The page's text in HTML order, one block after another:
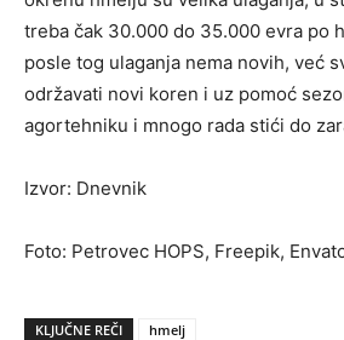
treba čak 30.000 do 35.000 evra po
posle tog ulaganja nema novih, već
održavati novi koren i uz pomoć
agortehniku i mnogo rada stići do
Izvor: Dnevnik
Foto: Petrovec HOPS, Freepik,
KLJUČNE REČI hmelj